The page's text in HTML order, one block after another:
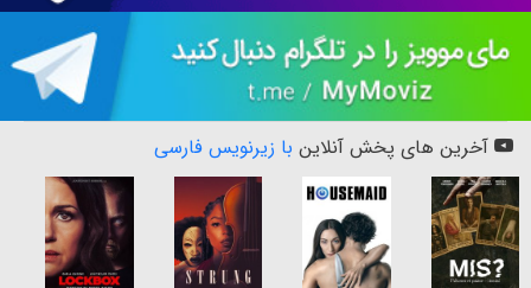
آخرین های پخش آنلاین با زیرنویس فارسی